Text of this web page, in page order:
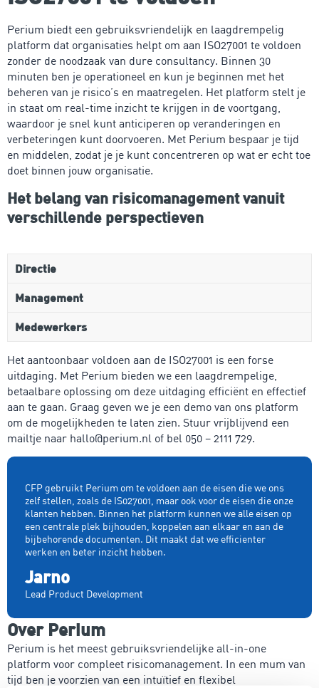
Perium biedt een gebruiksvriendelijk en laagdrempelig
platform dat organisaties helpt om aan ISO27001 te voldoen
zonder de noodzaak van dure consultancy. Binnen 30
minuten ben je operationeel en kun je beginnen met het
beheren van je risico’s en maatregelen. Het platform stelt je
in staat om real-time inzicht te krijgen in de voortgang,
waardoor je snel kunt anticiperen op veranderingen en
verbeteringen kunt doorvoeren. Met Perium bespaar je tijd
en middelen, zodat je je kunt concentreren op wat er echt toe
doet binnen jouw organisatie.
Het belang van risicomanagement vanuit
verschillende perspectieven
Directie
Management
Medewerkers
Het aantoonbaar voldoen aan de ISO27001 is een forse
uitdaging. Met Perium bieden we een laagdrempelige,
betaalbare oplossing om deze uitdaging efficiënt en effectief
aan te gaan. Graag geven we je een demo van ons platform
om de mogelijkheden te laten zien. Stuur vrijblijvend een
mailtje naar hallo@perium.nl of bel 050 – 2111 729.
CFP gebruikt Perium om te voldoen aan de eisen die we ons
zelf stellen, zoals de IS027001, maar ook voor de eisen die onze
klanten hebben. Binnen het platform kunnen we alle eisen op
een centrale plek bijhouden, koppelen aan elkaar en aan de
bijbehorende documenten. Dit maakt dat we efficienter
werken en beter inzicht hebben.
Jarno
Lead Product Development
Over Perium
Perium is het meest gebruiksvriendelijke all-in-one
platform voor compleet risicomanagement. In een mum van
tijd ben je voorzien van een intuïtief en flexibel